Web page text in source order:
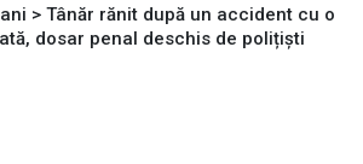
> Tânăr rănit după un accident cu o
dosar penal deschis de polițiști